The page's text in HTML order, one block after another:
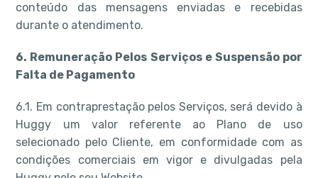
conteúdo das mensagens enviadas e recebidas
durante o atendimento.
6. Remuneração Pelos Serviços e Suspensão por
Falta de Pagamento
6.1. Em contraprestação pelos Serviços, será devido à
Huggy um valor referente ao Plano de uso
selecionado pelo Cliente, em conformidade com as
condições comerciais em vigor e divulgadas pela